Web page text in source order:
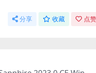
分享 收藏 点